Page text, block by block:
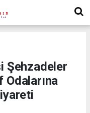
Şehzadeler
Odalarına